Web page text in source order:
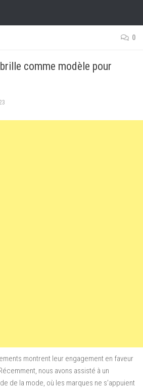
0
comme modèle pour
montrent leur engagement en faveur
nous avons assisté à un
de la mode, où les marques ne s’appuient